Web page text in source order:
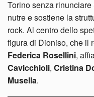
Torino senza
nutre e sostiene la
rock. Al centro dello
figura di Dioniso, che il
Federica Rosellini,
Cavicchioli, Cristina
Musella.